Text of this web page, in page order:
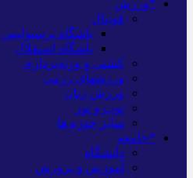
*ورزش
فوتبال
باشگاه پرسپولیس
باشگاه استقلال
کشتی و وزنه‌برداری
ورزشهای رزمی
ورزش زنان
توپ و تور
سایر حوزه ها
*جامعه
دانشگاه
آموزش و پرورش